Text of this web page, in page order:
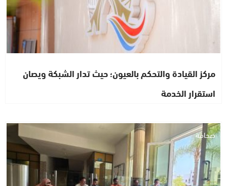
مركز القيادة والتحكم بالعيون؛ حيث تدار الشبكة ويصان
استقرار الخدمة
صحافة